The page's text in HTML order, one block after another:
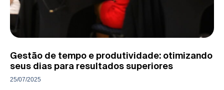
Gestão de tempo e produtividade: otimizando
seus dias para resultados superiores
25/07/2025